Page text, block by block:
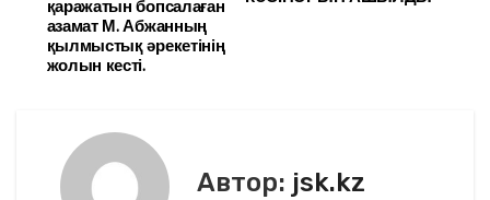
k
и
қаражатын бопсалаған
азамат М. Абжанның
қылмыстық әрекетінің
жолын кесті.
Автор: jsk.kz